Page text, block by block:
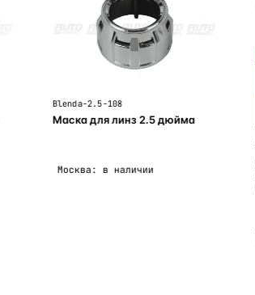
Blenda-2.5-108
Маска для линз 2.5 дюйма
Москва: в наличии